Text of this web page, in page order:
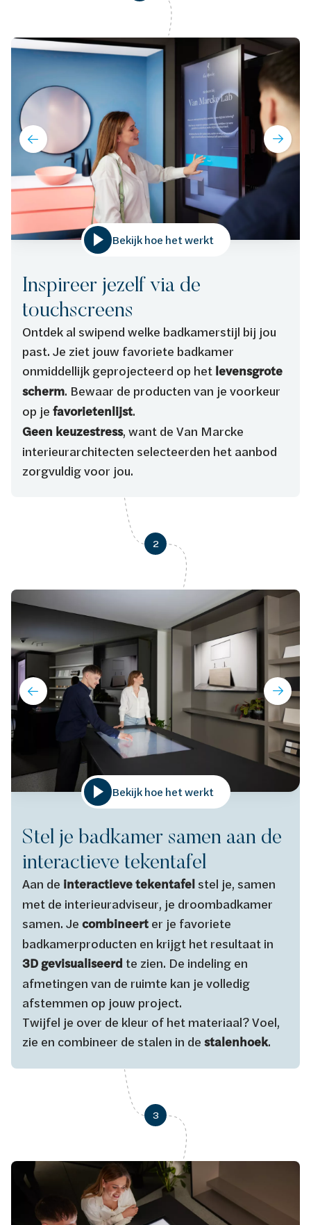
Inspireer jezelf via de
touchscreens
Ontdek al swipend welke badkamerstijl bij jou
past. Je ziet jouw favoriete badkamer
onmiddellijk geprojecteerd op het levensgrote
scherm. Bewaar de producten van je voorkeur
op je favorietenlijst.
Geen keuzestress, want de Van Marcke
interieurarchitecten selecteerden het aanbod
zorgvuldig voor jou.
Bekijk hoe het werkt
2
Stel je badkamer samen aan de
interactieve tekentafel
Aan de interactieve tekentafelstel je, samen
met de interieuradviseur, je droombadkamer
samen. Je combineert er je favoriete
badkamerproducten en krijgt het resultaat in
3D gevisualiseerd te zien. De indeling en
afmetingen van de ruimte kan je volledig
afstemmen op jouw project.
Twijfel je over de kleur of het materiaal? Voel,
zie en combineer de stalen in de stalenhoek.
Bekijk hoe het werkt
3